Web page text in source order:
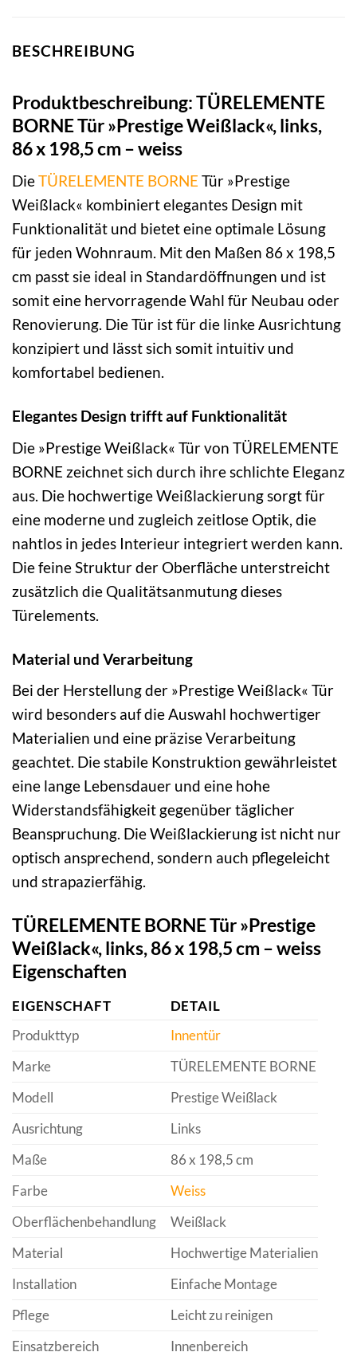
BESCHREIBUNG
Produktbeschreibung: TÜRELEMENTE
BORNE Tür »Prestige Weißlack«, links,
86 x 198,5 cm – weiss
DieTÜRELEMENTE BORNE Tür »Prestige
Weißlack« kombiniert elegantes Design mit
Funktionalität und bietet eine optimale Lösung
für jeden Wohnraum. Mit den Maßen 86 x 198,5
cm passt sie ideal in Standardöffnungen und ist
somit eine hervorragende Wahl für Neubau oder
Renovierung. Die Tür ist für die linke Ausrichtung
konzipiert und lässt sich somit intuitiv und
komfortabel bedienen.
Elegantes Design trifft auf Funktionalität
Die »Prestige Weißlack« Tür von TÜRELEMENTE
BORNE zeichnet sich durch ihre schlichte Eleganz
aus. Die hochwertige Weißlackierung sorgt für
eine moderne und zugleich zeitlose Optik, die
nahtlos in jedes Interieur integriert werden kann.
Die feine Struktur der Oberfläche unterstreicht
zusätzlich die Qualitätsanmutung dieses
Türelements.
Material und Verarbeitung
Bei der Herstellung der »Prestige Weißlack« Tür
wird besonders auf die Auswahl hochwertiger
Materialien und eine präzise Verarbeitung
geachtet. Die stabile Konstruktion gewährleistet
eine lange Lebensdauer und eine hohe
Widerstandsfähigkeit gegenüber täglicher
Beanspruchung. Die Weißlackierung ist nicht nur
optisch ansprechend, sondern auch pflegeleicht
und strapazierfähig.
TÜRELEMENTE BORNE Tür »Prestige
Weißlack«, links, 86 x 198,5 cm – weiss
Eigenschaften
EIGENSCHAFT
DETAIL
Produkttyp
Innentür
Marke
TÜRELEMENTE BORNE
Modell
Prestige Weißlack
Ausrichtung
Links
Maße
86 x 198,5 cm
Farbe
Weiss
Oberflächenbehandlung
Weißlack
Material
Hochwertige Materialien
Installation
Einfache Montage
Pflege
Leicht zu reinigen
Einsatzbereich
Innenbereich